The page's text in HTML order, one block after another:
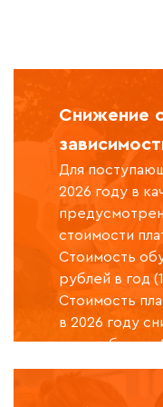
Снижение
Для
2026 году в
стоимости
Стоимость
рублей в год
Стоимость
в 2026 году
суммы баллов